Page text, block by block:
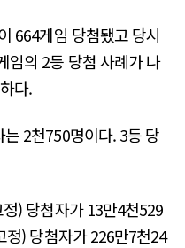
664게임 당첨됐고 당시
임의 2등 당첨 사례가 나
다.
2천750명이다. 3등 당
) 당첨자가 13만4천529
정) 당첨자가 226만7천24